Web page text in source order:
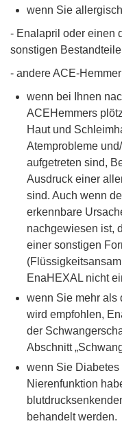
wenn Sie
- Enalapril oder einen
sonstigen
- andere ACE-Hemmer
wenn bei Ihnen
ACEHemmers
Haut und
Atemprobleme
aufgetreten sind,
Ausdruck einer
sind. Auch wenn
erkennbare
nachgewiesen ist,
einer sonstigen
EnaHEXAL nicht
wenn Sie mehr als
wird empfohlen,
der
Abschnitt
wenn Sie
Nierenfunktion
behandelt werden.